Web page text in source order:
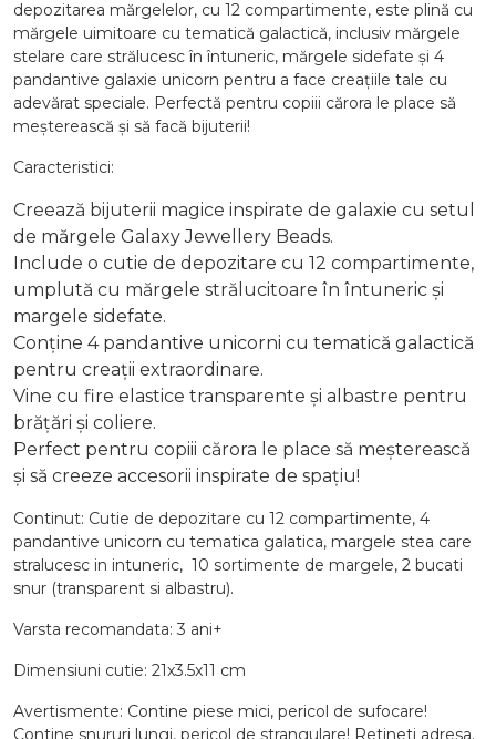
depozitarea mărgelelor, cu 12 compartimente, este plină cu
mărgele uimitoare cu tematică galactică, inclusiv mărgele
stelare care strălucesc în întuneric, mărgele sidefate și 4
pandantive galaxie unicorn pentru a face creațiile tale cu
adevărat speciale. Perfectă pentru copiii cărora le place să
meșterească și să facă bijuterii!
Caracteristici:
Creează bijuterii magice inspirate de galaxie cu setul
de mărgele Galaxy Jewellery Beads.
Include o cutie de depozitare cu 12 compartimente,
umplută cu mărgele strălucitoare în întuneric și
margele sidefate.
Conține 4 pandantive unicorni cu tematică galactică
pentru creații extraordinare.
Vine cu fire elastice transparente și albastre pentru
brățări și coliere.
Perfect pentru copiii cărora le place să meșterească
și să creeze accesorii inspirate de spațiu!
Continut: Cutie de depozitare cu 12 compartimente, 4
pandantive unicorn cu tematica galatica, margele stea care
stralucesc in intuneric, 10 sortimente de margele, 2 bucati
snur (transparent si albastru).
Varsta recomandata: 3 ani+
Dimensiuni cutie: 21x3.5x11 cm
Avertismente: Contine piese mici, pericol de sufocare!
Contine snururi lungi, pericol de strangulare! Retineti adresa.